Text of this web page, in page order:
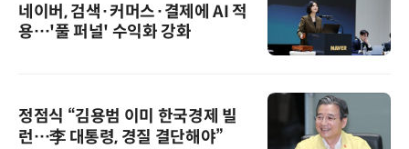
네이버, 검색·커머스·결제에 AI 적
용…'풀 퍼널' 수익화 강화
정점식 “김용범 이미 한국경제 빌
런…李 대통령, 경질 결단해야”